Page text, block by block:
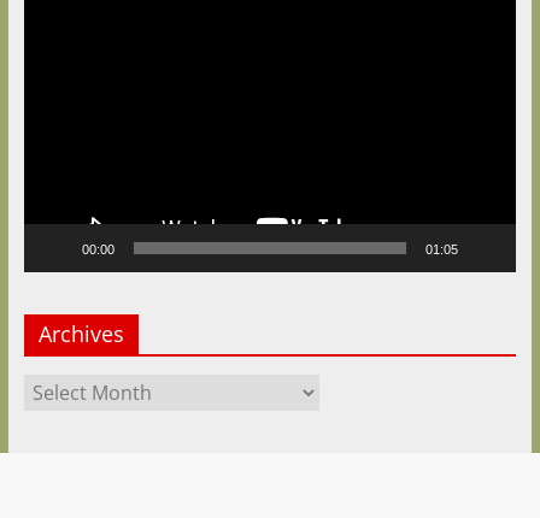
00:00 01:05
Archives
Archives